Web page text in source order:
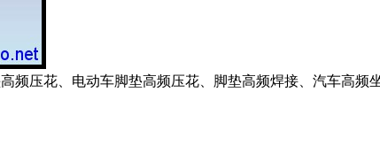
压花、电动车脚垫高频压花、脚垫高频焊接、汽车高频